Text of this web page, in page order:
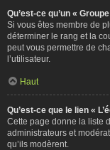
Qu’est-ce qu’un «
Si vous êtes membre de
déterminer le rang et la
peut vous permettre de
l’utilisateur.
Haut
Qu’est-ce que le lien «
Cette page donne la liste
administrateurs et
qu’ils modèrent.